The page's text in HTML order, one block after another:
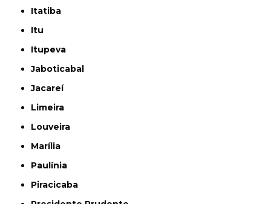
Itatiba
Itu
Itupeva
Jaboticabal
Jacareí
Limeira
Louveira
Marília
Paulínia
Piracicaba